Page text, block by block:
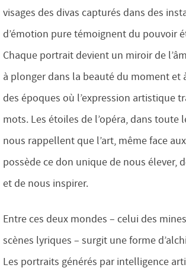
visages des divas capturés dans des
d’émotion pure témoignent du pouvoir
Chaque portrait devient un miroir de
à plonger dans la beauté du moment et
des époques où l’expression artistique
mots. Les étoiles de l’opéra, dans toute
nous rappellent que l’art, même face
possède ce don unique de nous élever,
et de nous inspirer.
Entre ces deux mondes – celui des
scènes lyriques – surgit une forme
Les portraits générés par intelligence